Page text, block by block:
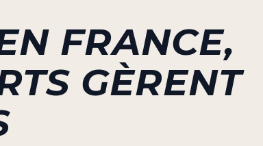
FRANCE,
GÈRENT